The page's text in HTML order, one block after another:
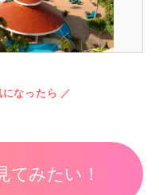
なったら ／
てみたい！